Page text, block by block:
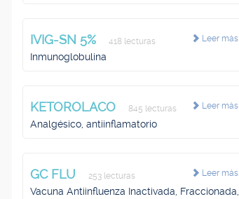
Leer más
IVIG-SN 5% 418 lecturas
Inmunoglobulina
Leer más
KETOROLACO 845 lecturas
Analgésico, antiinflamatorio
Leer más
GC FLU 253 lecturas
Vacuna Antiinfluenza Inactivada, Fraccionada,